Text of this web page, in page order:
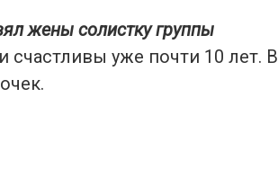
жены солистку группы
счастливы уже почти 10 лет. В